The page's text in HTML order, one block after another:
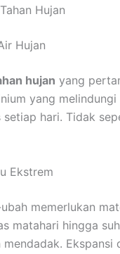
Hujan
Hujan
hujan yang
yang
hari. Tidak
Ekstrem
memerlukan
matahari hingga